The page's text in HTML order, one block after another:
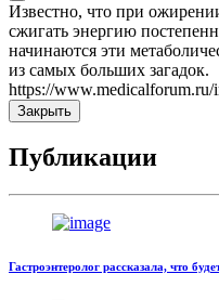
Известно, что при
сжигать энергию
начинаются эти
из самых больших загадок.
https://www.medicalforum.ru/
Закрыть
Публикации
Гастроэнтеролог рассказала, что